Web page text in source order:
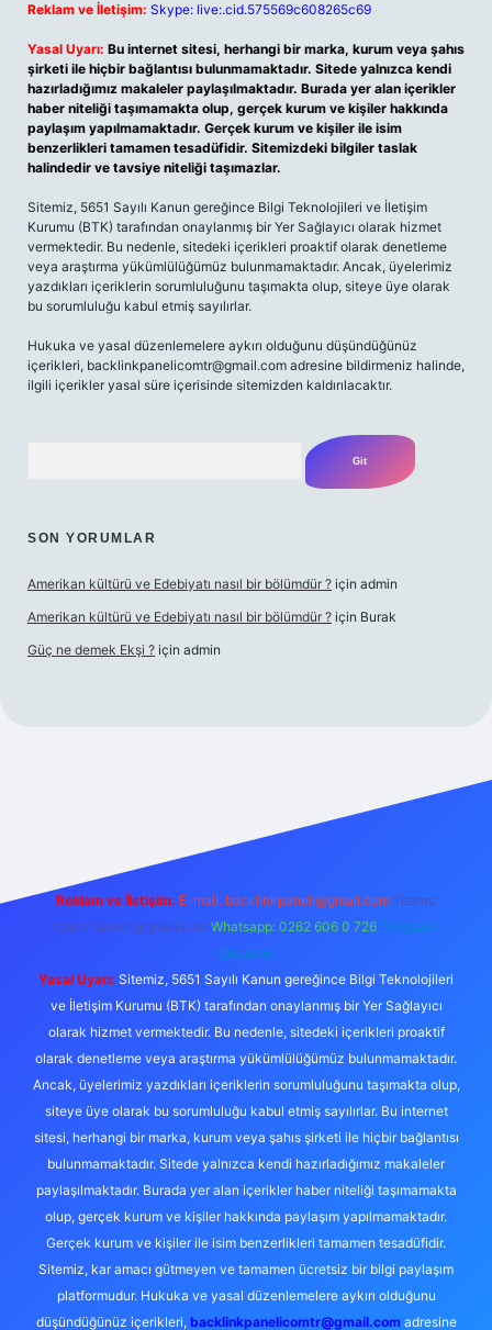
Reklam ve İletişim: Skype: live:.cid.575569c608265c69
Yasal Uyarı: Bu internet sitesi, herhangi bir marka, kurum veya şahıs
şirketi ile hiçbir bağlantısı bulunmamaktadır. Sitede yalnızca kendi
hazırladığımız makaleler paylaşılmaktadır. Burada yer alan içerikler
haber niteliği taşımamakta olup, gerçek kurum ve kişiler hakkında
paylaşım yapılmamaktadır. Gerçek kurum ve kişiler ile isim
benzerlikleri tamamen tesadüfidir. Sitemizdeki bilgiler taslak
halindedir ve tavsiye niteliği taşımazlar.
Sitemiz, 5651 Sayılı Kanun gereğince Bilgi Teknolojileri ve İletişim
Kurumu (BTK) tarafından onaylanmış bir Yer Sağlayıcı olarak hizmet
vermektedir. Bu nedenle, sitedeki içerikleri proaktif olarak denetleme
veya araştırma yükümlülüğümüz bulunmamaktadır. Ancak, üyelerimiz
yazdıkları içeriklerin sorumluluğunu taşımakta olup, siteye üye olarak
bu sorumluluğu kabul etmiş sayılırlar.
Hukuka ve yasal düzenlemelere aykırı olduğunu düşündüğünüz
içerikleri, backlinkpanelicomtr@gmail.com adresine bildirmeniz halinde,
ilgili içerikler yasal süre içerisinde sitemizden kaldırılacaktır.
SON YORUMLAR
Amerikan kültürü ve Edebiyatı nasıl bir bölümdür ? için admin
Amerikan kültürü ve Edebiyatı nasıl bir bölümdür ? için Burak
Güç ne demek Ekşi ? için admin
Reklam ve İletişim: E-mail: backlinkpaneli@gmail.com Teams:
forumhizmeti@gmail.com Whatsapp: 0262 606 0 726 Telegram:
@karabul
Yasal Uyarı: Sitemiz, 5651 Sayılı Kanun gereğince Bilgi Teknolojileri
ve İletişim Kurumu (BTK) tarafından onaylanmış bir Yer Sağlayıcı
olarak hizmet vermektedir. Bu nedenle, sitedeki içerikleri proaktif
olarak denetleme veya araştırma yükümlülüğümüz bulunmamaktadır.
Ancak, üyelerimiz yazdıkları içeriklerin sorumluluğunu taşımakta olup,
siteye üye olarak bu sorumluluğu kabul etmiş sayılırlar. Bu internet
sitesi, herhangi bir marka, kurum veya şahıs şirketi ile hiçbir bağlantısı
bulunmamaktadır. Sitede yalnızca kendi hazırladığımız makaleler
paylaşılmaktadır. Burada yer alan içerikler haber niteliği taşımamakta
olup, gerçek kurum ve kişiler hakkında paylaşım yapılmamaktadır.
Gerçek kurum ve kişiler ile isim benzerlikleri tamamen tesadüfidir.
Sitemiz, kar amacı gütmeyen ve tamamen ücretsiz bir bilgi paylaşım
platformudur. Hukuka ve yasal düzenlemelere aykırı olduğunu
düşündüğünüz içerikleri, backlinkpanelicomtr@gmail.comadresine